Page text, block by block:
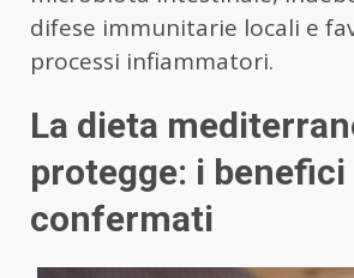
difese immunitarie locali e
processi infiammatori.
La dieta
protegge: i benefici
confermati